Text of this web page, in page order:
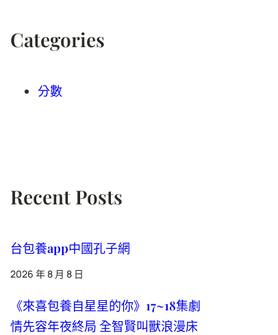
Categories
分數
Recent Posts
台包養app中國孔子網
2026 年 8 月 8 日
《來喜包養自星星的你》17~18集劇
情先容年夜終局 全智賢叫獸浪漫床